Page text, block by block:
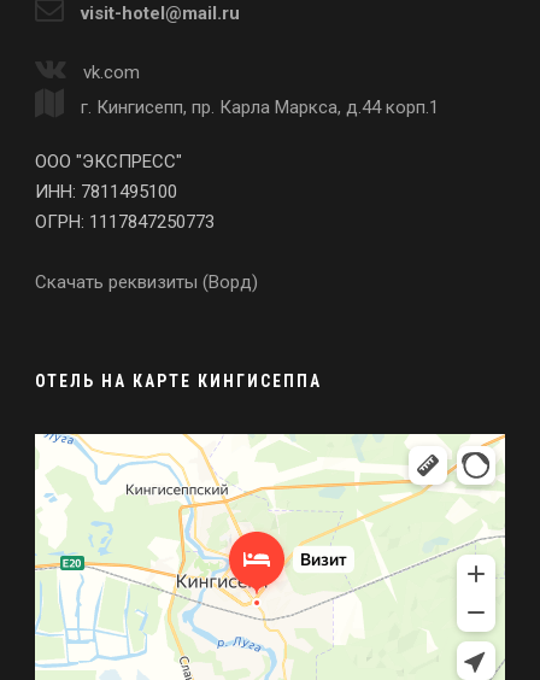
visit-hotel@mail.ru
vk.com
г. Кингисепп, пр. Карла Маркса, д.44 корп.1
ООО "ЭКСПРЕСС"
ИНН: 7811495100
ОГРН: 1117847250773
Скачать реквизиты (Ворд)
ОТЕЛЬ НА КАРТЕ КИНГИСЕППА
Визит
Гостиница в Кингисеппе